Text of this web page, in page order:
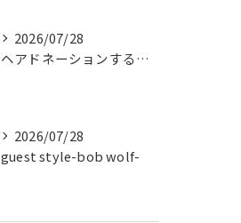
2026/07/28
ヘアドネーションするお客様✂
2026/07/28
guest style-bob wolf-